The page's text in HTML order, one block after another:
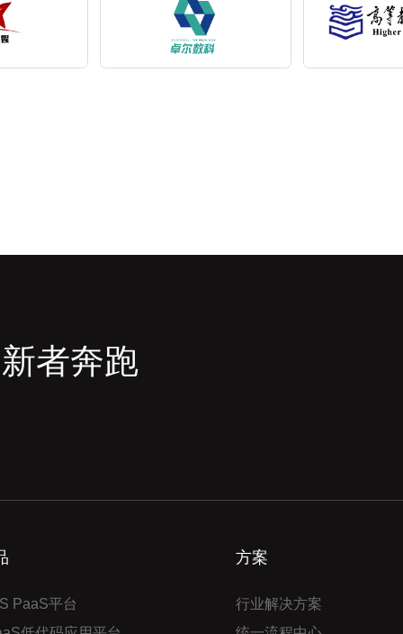
者奔跑
PaaS平台
方案
行业解决方案